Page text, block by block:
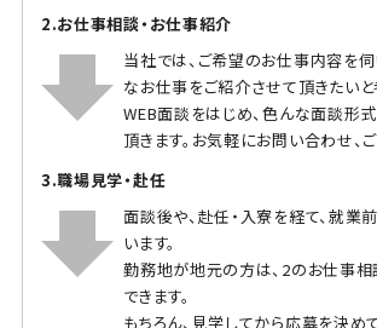
2.お仕事相談・お仕事紹介
当社では、ご希望のお仕事内容を
なお仕事をご紹介させて頂きたいと
WEB面談をはじめ、色んな面談形
頂きます。お気軽にお問い合わせ、
3.職場見学・赴任
面談後や、赴任・入寮を経て、就業
います。
勤務地が地元の方は、2のお仕事
できます。
もちろん、見学してから応募を決め